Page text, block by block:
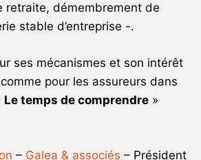
retraite, démembrement de
stable d’entreprise -.
ses mécanismes et son intérêt
pour les assureurs dans
Le temps de comprendre »
– Galea & associés – Président